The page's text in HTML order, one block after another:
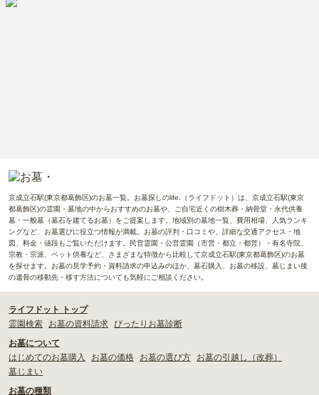
京成立石駅(東京都葛飾区)のお墓一覧。お墓探しのlife.（ライフドット）は、京成立石駅(東京
都葛飾区)の霊園・墓地の中からおすすめのお墓や、ご自宅近くの樹木葬・納骨堂・永代供養
墓・一般墓（墓石を建てるお墓）をご提案します。地域別の墓地一覧、費用相場、人気ランキ
ングなど、お墓選びに役立つ情報が満載。お墓の評判・口コミや、詳細な交通アクセス・地
図、料金・値段もご覧いただけます。民営霊園・公営霊園（市営・都立・都営）・有名寺院、
宗教・宗派、ペット供養など、さまざまな特徴から比較して京成立石駅(東京都葛飾区)のお墓
を探せます。お墓の見学予約・資料請求の申込みのほか、墓石購入、お墓の移設、墓じまい後
の遺骨の移動先・移す方法についても気軽にご相談ください。
ライフドット トップ
霊園検索
お墓の資料請求 ぴったりお墓診断
お墓について
はじめてのお墓購入
お墓の価格 お墓の選び方
お墓の引越し（改葬）
墓じまい
お墓の種類